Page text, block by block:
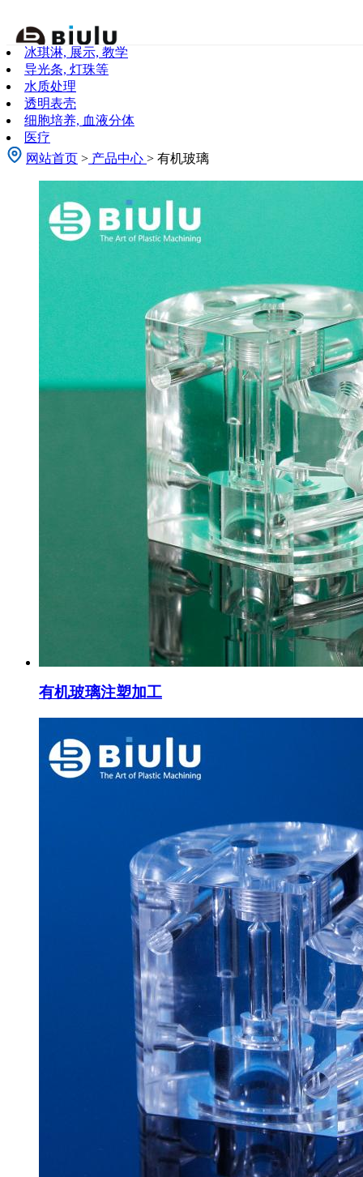
冰琪淋, 展示, 教学
导光条, 灯珠等
水质处理
透明表壳
细胞培养, 血液分体
医疗
网站首页 > 产品中心 > 有机玻璃
有机玻璃注塑加工